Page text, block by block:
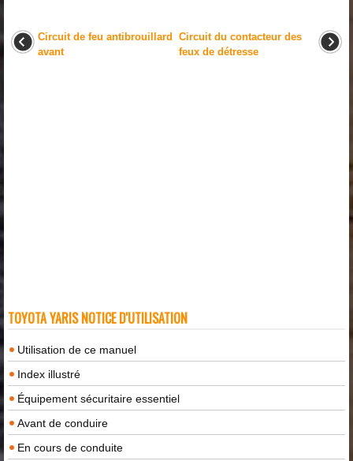
Circuit de feu antibrouillard
avant
Circuit du contacteur des
feux de détresse
TOYOTA YARIS NOTICE D'UTILISATION
Utilisation de ce manuel
Index illustré
Équipement sécuritaire essentiel
Avant de conduire
En cours de conduite